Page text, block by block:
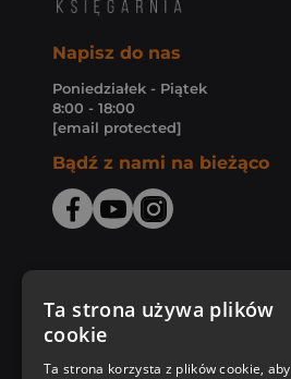
Napisz do nas
Poniedziałek - Piątek
8:00 - 18:00
[email protected]
Bądź z nami na bieżąco
Zakupy u nas
Ta strona używa plików
cookie
Ta strona korzysta z plików cookie, aby